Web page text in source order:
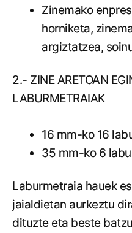
Zinemako
horniketa,
argiztatzea,
2.- ZINE ARETOAN
LABURMETRAIAK
16 mm-ko 16
35 mm-ko 6
Laburmetraia hauek
jaialdietan aurkeztu
dituzte eta beste